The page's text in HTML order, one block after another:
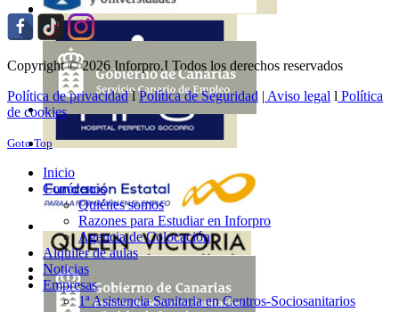
Copyright © 2026 Inforpro.I Todos los derechos reservados
Política de privacidadlPolítica de Seguridad | Aviso legal l Política
de cookies
Goto Top
Inicio
Conócenos
Quiénes somos
Razones para Estudiar en Inforpro
Agencia de Colocación
Alquiler de aulas
Noticias
Empresas
1ª Asistencia Sanitaria en Centros-Sociosanitarios